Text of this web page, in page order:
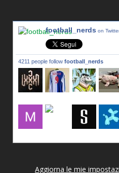
football_nerds on
4211 people follow football_nerds
Aggiorna le mie